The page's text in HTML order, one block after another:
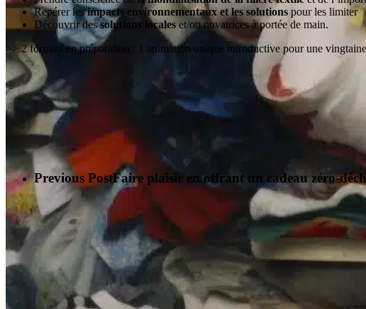
Repérer lesimpacts environnementaux et les solutions pour les limiter
Découvrir dessolutions locales et/ou novatrices à portée de main.
>> 2 formats en préparation : 1 animation unique introductive pour une
Previous PostFaire plaisir en offrant un cadeau zéro-